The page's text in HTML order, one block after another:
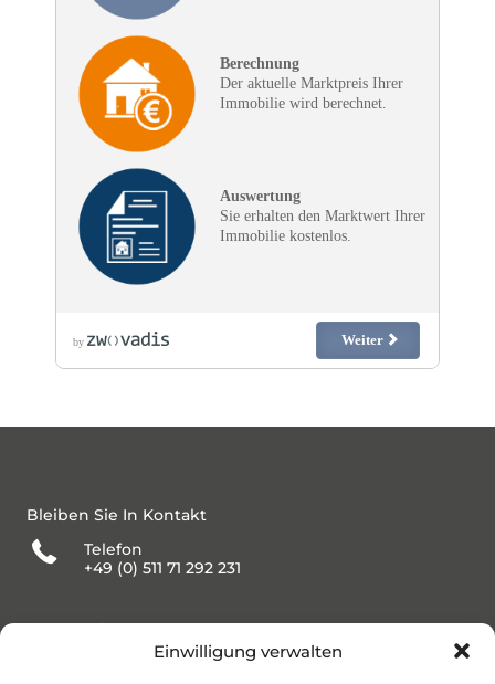
Einwilligung verwalten
Bleiben Sie In Kontakt
Telefon
+49 (0) 511 71 292 231
Mo-Fr 10:00-16:00 Uhr
Sa 10:00-13:00 Uhr